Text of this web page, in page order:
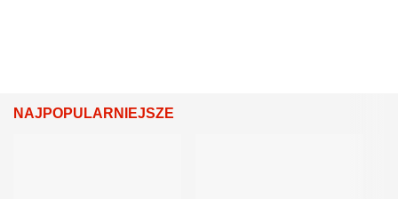
NAJPOPULARNIEJSZE